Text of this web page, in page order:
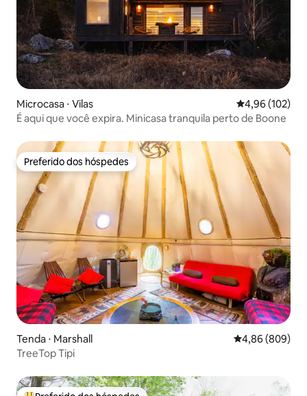
Microcasa ⋅ Vilas 4,96 de uma
4,96 (102)
É aqui que você expira. Minicasa tranquila perto de Boone
Preferido dos hóspedes
Preferido dos hóspedes
Tenda ⋅ Marshall 4,86 de uma
4,86 (809)
TreeTop Tipi